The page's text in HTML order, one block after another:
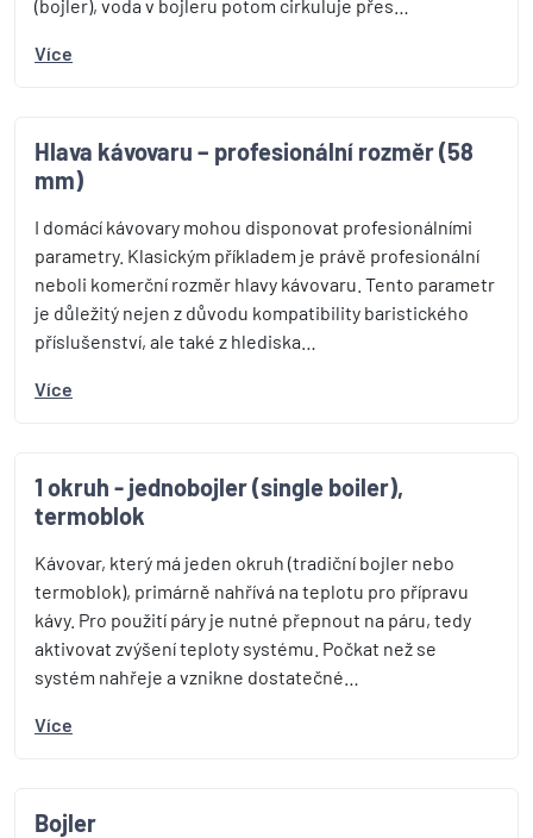
(bojler), voda v bojleru potom cirkuluje přes…
Více
Hlava kávovaru – profesionální rozměr (58
mm)
I domácí kávovary mohou disponovat profesionálními
parametry. Klasickým příkladem je právě profesionální
neboli komerční rozměr hlavy kávovaru. Tento parametr
je důležitý nejen z důvodu kompatibility baristického
příslušenství, ale také z hlediska…
Více
1 okruh - jednobojler (single boiler),
termoblok
Kávovar, který má jeden okruh (tradiční bojler nebo
termoblok), primárně nahřívá na teplotu pro přípravu
kávy. Pro použití páry je nutné přepnout na páru, tedy
aktivovat zvýšení teploty systému. Počkat než se
systém nahřeje a vznikne dostatečné…
Více
Bojler